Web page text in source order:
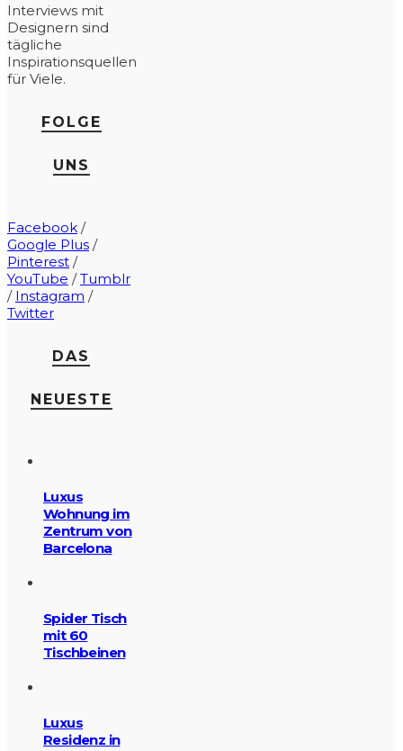
Interviews mit
Designern sind
tägliche
Inspirationsquellen
für Viele.
FOLGE
UNS
Facebook /
Google Plus /
Pinterest /
YouTube /Tumblr
/ Instagram /
Twitter
DAS
NEUESTE
Luxus
Wohnung im
Zentrum von
Barcelona
Spider Tisch
mit 60
Tischbeinen
Luxus
Residenz in